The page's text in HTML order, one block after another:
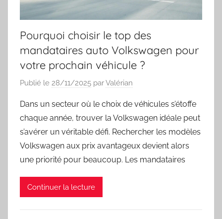
Pourquoi choisir le top des
mandataires auto Volkswagen pour
votre prochain véhicule ?
Publié le 28/11/2025 parValérian
Dans un secteur où le choix de véhicules s’étoffe
chaque année, trouver la Volkswagen idéale peut
s’avérer un véritable défi. Rechercher les modèles
Volkswagen aux prix avantageux devient alors
une priorité pour beaucoup. Les mandataires
Continuer la lecture